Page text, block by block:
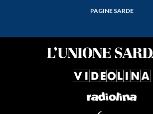
PAGINE SARDE